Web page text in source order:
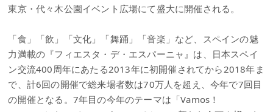
東京・代々木公園イベント広場にて盛大に開催される。
「食」「飲」「文化」「舞踊」「音楽」など、スペインの魅
力満載の『フィエスタ・デ・エスパーニャ』は、日本スペイ
ン交流400周年にあたる2013年に初開催されてから2018年ま
で、計6回の開催で総来場者数は70万人を超え、今年で7回目
の開催となる。7年目の今年のテーマは「Vamos！